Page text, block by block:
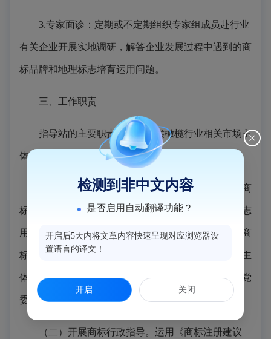
3.专家面诊：定期或不定期组织专家组成员赴行业
有关企业开展实地调研，解答企业发展过程中遇到的商
标品牌和地理标志培育运用问题。
三、工作职责
指导站的主要职责，是对闽侯橄榄行业相关市场主
体开展商标注册、运用、管理和保护行政指导。
（一）建设商标数据库。收集闽侯橄榄产业注册商
标、高知名度商标、境外注册商标、地理标志专用标志
用标、闲置商标、培育商标、商标专用权质押贷款等商
标信息并建立数据库，为指导闽侯橄榄产业相关市场主
体商标申请注册、授权转让运用等提供依据，为地方党
委、政府决策提供参考。
（二）开展商标行政指导。 运用《商标注册建议
检测到非中文内容
是否启用自动翻译功能？
开启后5天内将文章内容快速呈现对应浏览器设
置语言的译文！
开启 关闭